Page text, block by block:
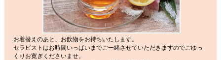
お着替えのあと、お飲物をお持ちいたします。
セラピストはお時間いっぱいまでご一緒させていただきますのでごゆっ
くりお寛ぎくださいませ。